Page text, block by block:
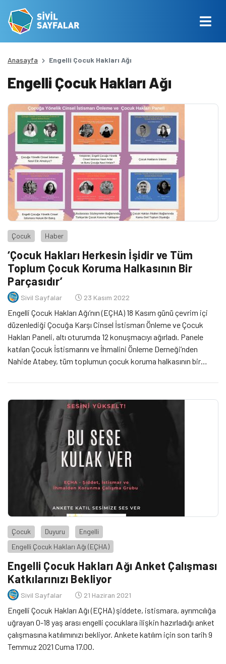
Anasayfa Engelli Çocuk Hakları Ağı
Engelli Çocuk Hakları Ağı
Çocuk Haber
‘Çocuk Hakları Herkesin İşidir ve Tüm
Toplum Çocuk Koruma Halkasının Bir
Parçasıdır’
Sivil Sayfalar 23 Kasım 2022
Engelli Çocuk Hakları Ağı’nın (EÇHA) 18 Kasım günü çevrim içi
düzenlediği Çocuğa Karşı Cinsel İstismarı Önleme ve Çocuk
Hakları Paneli, altı oturumda 12 konuşmacıyı ağırladı. Panele
katılan Çocuk İstismarını ve İhmalini Önleme Derneği’nden
Nahide Atabey, tüm toplumun çocuk koruma halkasının bir
Çocuk Duyuru
Engelli
Engelli Çocuk Hakları Ağı (EÇHA)
Engelli Çocuk Hakları Ağı Anket Çalışması
Katkılarınızı Bekliyor
Sivil Sayfalar 21 Haziran 2021
Engelli Çocuk Hakları Ağı (EÇHA) şiddete, istismara, ayrımcılığa
uğrayan 0-18 yaş arası engelli çocuklara ilişkin hazırladığı anket
çalışmasına katılımınızı bekliyor. Ankete katılım için son tarih 9
Temmuz 2021 Cuma 17.00.